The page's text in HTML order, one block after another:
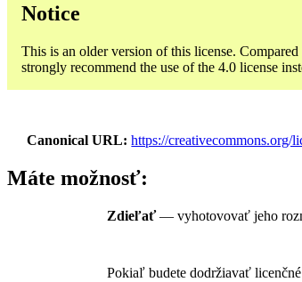
Notice
This is an older version of this license.
strongly recommend the use of the 4.0 license
Canonical URL https://creativecommons.org/
Máte možnosť:
Zdieľať— vyhotovovať jeho
Pokiaľ budete dodržiavať